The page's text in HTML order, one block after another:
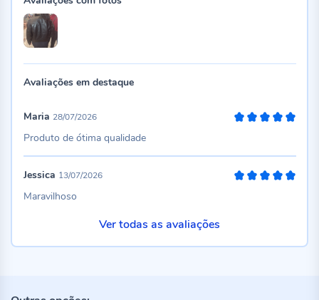
Avaliações em destaque
Maria 28/07/2026
Produto de ótima qualidade
Jessica 13/07/2026
Maravilhoso
Ver todas as avaliações